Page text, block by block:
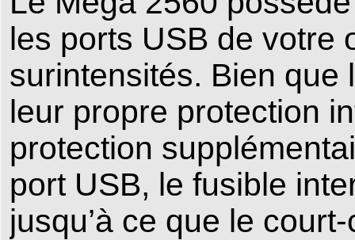
les ports USB de votre
surintensités. Bien que
leur propre protection
protection
port USB, le fusible
jusqu’à ce que le